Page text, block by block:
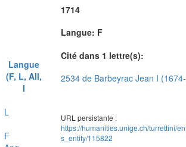
Langue
(F, L, All,
I
L
F
1714
Langue: F
Cité dans 1 lettre(s):
2534 de Barbeyrac Jean I
URL persistante :
https://humanities.unige.ch/turrettini/
s_entity/115822